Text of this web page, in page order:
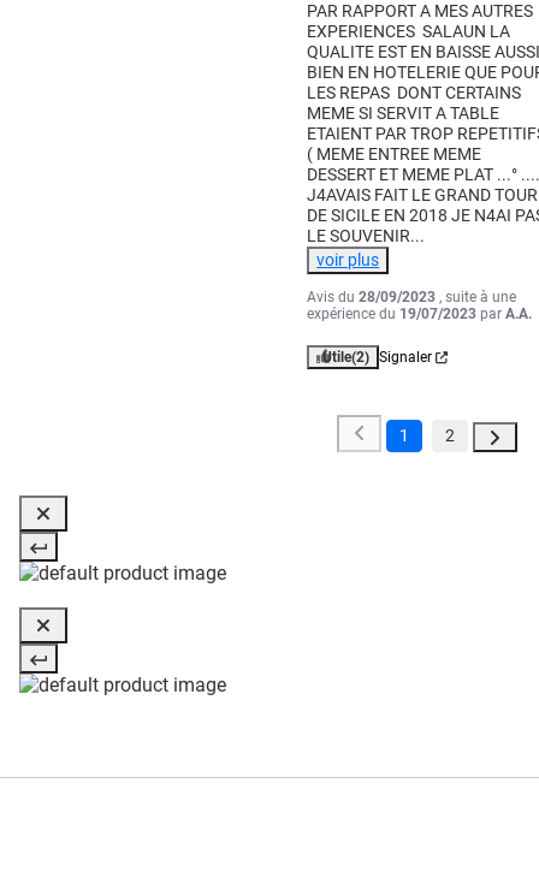
PAR RAPPORT A MES AUTRES
EXPERIENCES  SALAUN LA
QUALITE EST EN BAISSE
BIEN EN HOTELERIE QUE
LES REPAS  DONT CERTAINS
MEME SI SERVIT A TABLE
ETAIENT PAR TROP
( MEME ENTREE MEME
DESSERT ET MEME PLAT ...°
J4AVAIS FAIT LE GRAND TOUR
DE SICILE EN 2018 JE N4AI
LE SOUVENIR...
voir plus
Avis du28/09/2023 , suite à une
expérience du 19/07/2023 parA.A.
Utile(2) Signaler
1 2